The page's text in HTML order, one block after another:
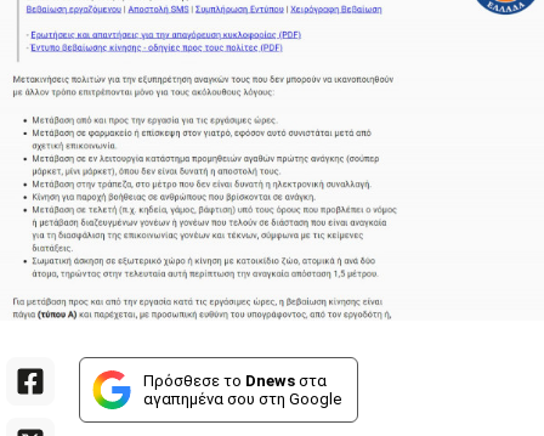
Πρόσθεσε το Dnews στα
αγαπημένα σου στη Google